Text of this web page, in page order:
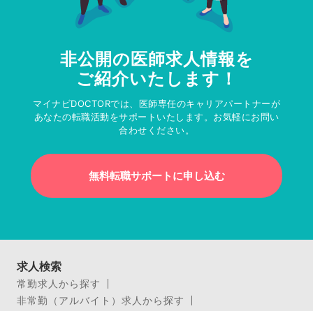
非公開の医師求人情報を
ご紹介いたします！
マイナビDOCTORでは、医師専任のキャリアパートナーが
あなたの転職活動をサポートいたします。お気軽にお問い
合わせください。
無料転職サポートに申し込む
求人検索
常勤求人から探す
非常勤（アルバイト）求人から探す